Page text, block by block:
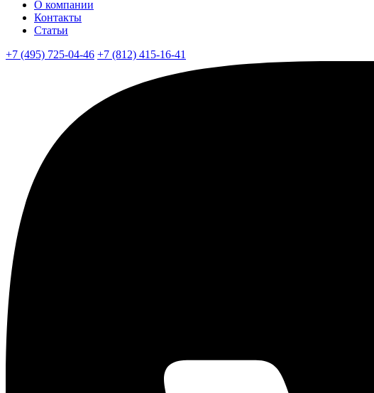
О компании
Контакты
Статьи
+7 (495) 725-04-46 +7 (812) 415-16-41